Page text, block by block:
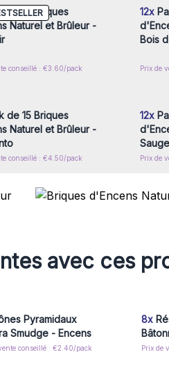
sont fabriquées à partir
et leur arôme.
d'Utilisation:
Nos briques
fourni facilite leur utilisation
de décoration, les salons de
fournisseur grossiste et
de 15 Briques
Naturel et Brûleur -
conseillé : €3.60/pack
12x
Bois
Prix de
vous ou inscrivez-
de 15 Briques
Naturel et Brûleur -
conseillé : €4.50/pack
12x
Prix de
avec ces
Pyramidaux
Smudge - Encens
conseillé : €2.40/pack
8x
Prix de